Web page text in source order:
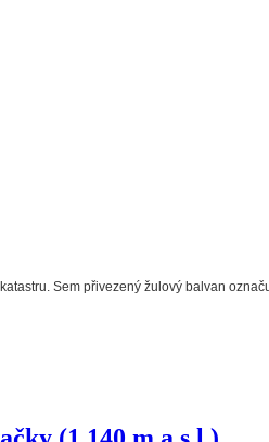
Sem přivezený žulový balvan